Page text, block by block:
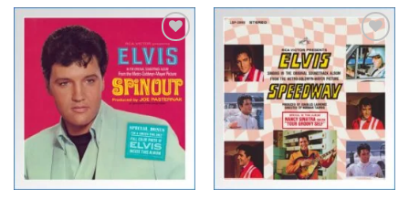
Zur
Wunschliste
hinzufügen
Zur
Wunschliste
hinzufügen